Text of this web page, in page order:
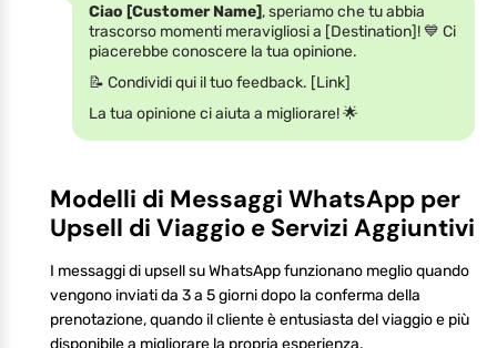
Ciao [Customer Name], speriamo che tu abbia
trascorso momenti meravigliosi a [Destination]! 💙 Ci
piacerebbe conoscere la tua opinione.
📝 Condividi qui il tuo feedback. [Link]
La tua opinione ci aiuta a migliorare! 🌟
Modelli di Messaggi WhatsApp per
Upsell di Viaggio e Servizi Aggiuntivi
I messaggi di upsell su WhatsApp funzionano meglio quando
vengono inviati da 3 a 5 giorni dopo la conferma della
prenotazione, quando il cliente è entusiasta del viaggio e più
disponibile a migliorare la propria esperienza.